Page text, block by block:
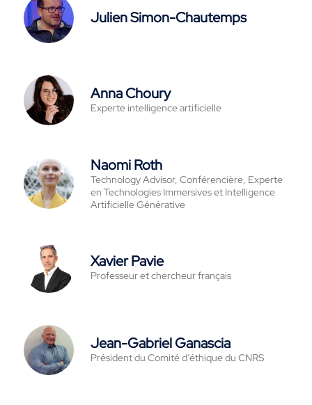
Julien Simon-Chautemps
Anna Choury
Experte intelligence artificielle
Naomi Roth
Technology Advisor, Conférencière, Experte
en Technologies Immersives et Intelligence
Artificielle Générative
Xavier Pavie
Professeur et chercheur français
Jean-Gabriel Ganascia
Président du Comité d’éthique du CNRS